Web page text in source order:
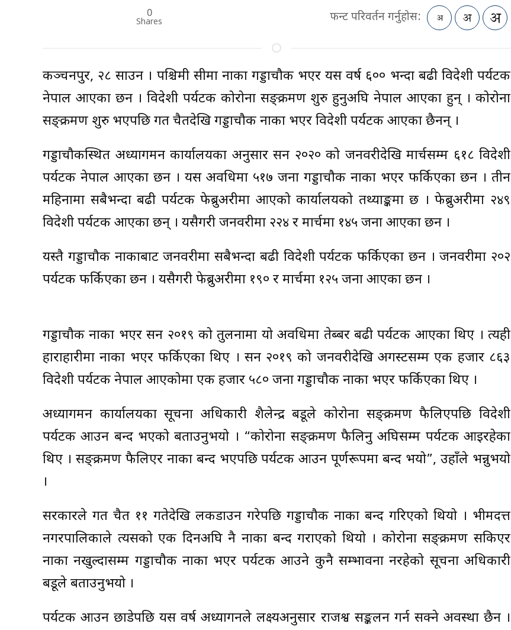
0
Shares फन्ट परिवर्तन गर्नुहोस:
कञ्चनपुर, २८ साउन । पश्चिमी सीमा नाका गड्डाचौकी भएर यस वर्ष ६०० भन्दा बढी विदेशी पर्यटक
नेपाल आएका छन । विदेशी पर्यटक कोरोना सङ्क्रमण शुरु हुनुअघि नेपाल आएका हुन् । कोरोना
सङ्क्रमण शुरु भएपछि गत चैतदेखि गड्डाचौकी नाका भएर विदेशी पर्यटक आएका छैनन् ।
गड्डाचौकीस्थित अध्यागमन कार्यालयका अनुसार सन २०२० को जनवरीदेखि मार्चसम्म ६१८ विदेशी
पर्यटक नेपाल आएका छन । यस अवधिमा ५१७ जना गड्डाचौकी नाका भएर फर्किएका छन । तीन
महिनामा सबैभन्दा बढी पर्यटक फेब्रुअरीमा आएको कार्यालयको तथ्याङ्कमा छ । फेब्रुअरीमा २४९
विदेशी पर्यटक आएका छन् । यसैगरी जनवरीमा २२४ र मार्चमा १४५ जना आएका छन ।
यस्तै गड्डाचौकी नाकाबाट जनवरीमा सबैभन्दा बढी विदेशी पर्यटक फर्किएका छन । जनवरीमा २०२
पर्यटक फर्किएका छन । यसैगरी फेब्रुअरीमा १९० र मार्चमा १२५ जना आएका छन ।
गड्डाचौकी नाका भएर सन २०१९ को तुलनामा यो अवधिमा तेब्बर बढी पर्यटक आएका थिए । त्यही
हाराहारीमा नाका भएर फर्किएका थिए । सन २०१९ को जनवरीदेखि अगस्टसम्म एक हजार ८६३
विदेशी पर्यटक नेपाल आएकोमा एक हजार ५८० जना गड्डाचौकी नाका भएर फर्किएका थिए ।
अध्यागमन कार्यालयका सूचना अधिकारी शैलेन्द्र बडूले कोरोना सङ्क्रमण फैलिएपछि विदेशी
पर्यटक आउन बन्द भएको बताउनुभयो । “कोरोना सङ्क्रमण फैलिनु अघिसम्म पर्यटक आइरहेका
थिए । सङ्क्रमण फैलिएर नाका बन्द भएपछि पर्यटक आउन पूर्णरूपमा बन्द भयो”, उहाँले भन्नुभयो
।
सरकारले गत चैत ११ गतेदेखि लकडाउन गरेपछि गड्डाचौकी नाका बन्द गरिएको थियो । भीमदत्त
नगरपालिकाले त्यसको एक दिनअघि नै नाका बन्द गराएको थियो । कोरोना सङ्क्रमण सकिएर
नाका नखुल्दासम्म गड्डाचौकी नाका भएर पर्यटक आउने कुनै सम्भावना नरहेको सूचना अधिकारी
बडूले बताउनुभयो ।
पर्यटक आउन छाडेपछि यस वर्ष अध्यागनले लक्ष्यअनुसार राजश्व सङ्कलन गर्न सक्ने अवस्था छैन ।